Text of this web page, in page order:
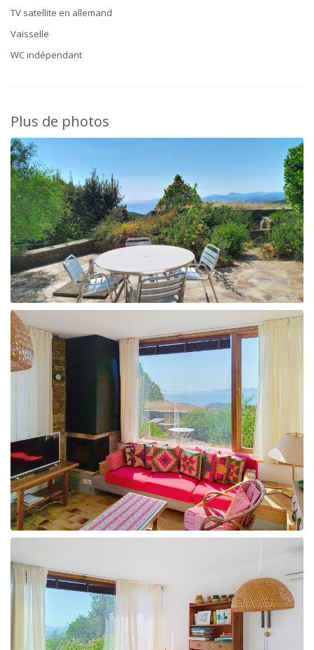
TV satellite en allemand
Vaisselle
WC indépendant
Plus de photos